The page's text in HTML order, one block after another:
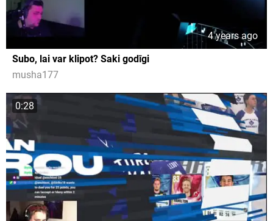
4 years ago
Subo, lai var klipot? Saki godīgi
musha177
0:28